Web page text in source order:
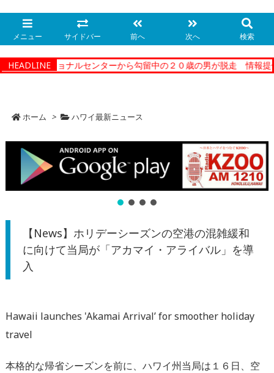
メニュー サイドバー 前へ 次へ 検索
HEADLINE
ーコレクショナルセンターから勾留中の２０歳の男が脱走 情報提供
ホーム > ハワイ最新ニュース
【News】ホリデーシーズンの空港の混雑緩和
に向けて当局が「アカマイ・アライバル」を導
入
Hawaii launches 'Akamai Arrival’ for smoother holiday
travel
本格的な帰省シーズンを前に、ハワイ州当局は１６日、空